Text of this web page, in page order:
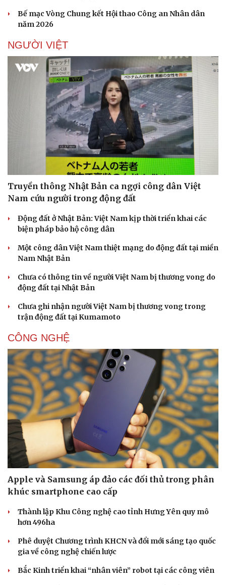
Doanh nghiệp
Thông tin doanh nghiệp
Doanh nghiệp 24h
Doanh nhân
Công nghệ
Tin Công nghệ
Bế mạc Vòng Chung kết Hội thao Công an Nhân dân
năm 2026
NGƯỜI VIỆT
Truyền thông Nhật Bản ca ngợi công dân Việt
Nam cứu người trong động đất
Động đất ở Nhật Bản: Việt Nam kịp thời triển khai các
biện pháp bảo hộ công dân
Một công dân Việt Nam thiệt mạng do động đất tại miền
Nam Nhật Bản
Chưa có thông tin về người Việt Nam bị thương vong do
động đất tại Nhật Bản
Chưa ghi nhận người Việt Nam bị thương vong trong
trận động đất tại Kumamoto
CÔNG NGHỆ
Apple và Samsung áp đảo các đối thủ trong phân
khúc smartphone cao cấp
Thành lập Khu Công nghệ cao tỉnh Hưng Yên quy mô
hơn 496ha
Phê duyệt Chương trình KHCN và đổi mới sáng tạo quốc
gia về công nghệ chiến lược
Bắc Kinh triển khai “nhân viên” robot tại các công viên